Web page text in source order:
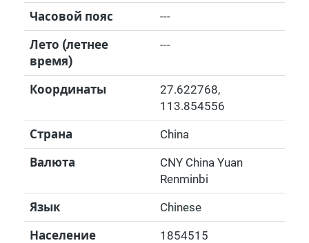
Часовой пояс ---
Лето (летнее
время)
---
Координаты 27.622768,
113.854556
Страна China
Валюта
CNY China Yuan
Renminbi
Язык Chinese
Население 1854515